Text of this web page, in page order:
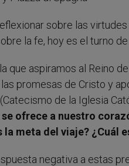
sobre las
la fe, hoy es el turno de
que aspiramos al Reino
promesas de Cristo y
de la Iglesia
ofrece a nuestro
la meta del viaje? ¿Cuál
negativa a estas